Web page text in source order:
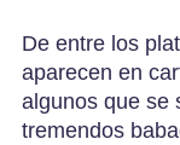
De entre los
aparecen en
algunos que se
tremendos